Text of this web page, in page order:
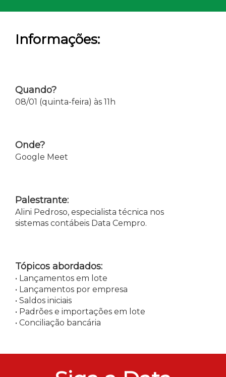
Informações:
Quando?
08/01 (quinta-feira) às 11h
Onde?
Google Meet
Palestrante:
Alini Pedroso, especialista técnica nos
sistemas contábeis Data Cempro.
Tópicos abordados:
• Lançamentos em lote
• Lançamentos por empresa
• Saldos iniciais
• Padrões e importações em lote
• Conciliação bancária